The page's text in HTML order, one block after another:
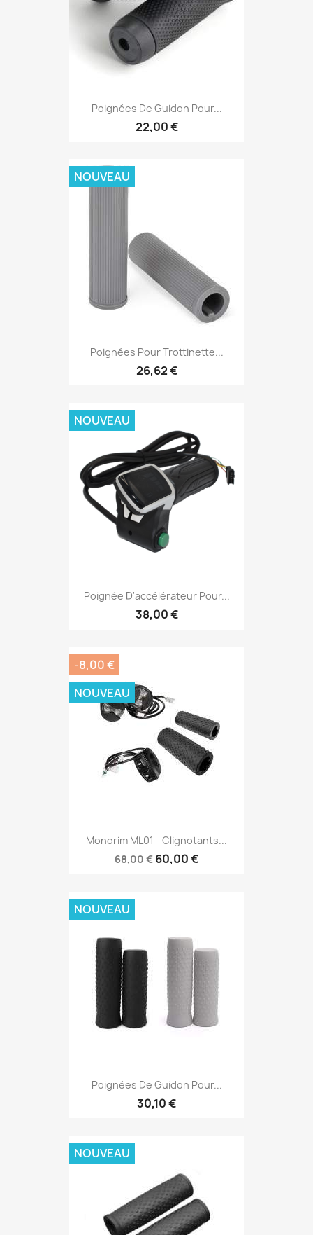
Poignées De Guidon Pour...
22,00 €
Poignées Pour Trottinette...
26,62 €
NOUVEAU
Poignée D'accélérateur Pour...
38,00 €
NOUVEAU
Monorim ML01 - Clignotants...
68,00 € 60,00 €
-8,00 €
NOUVEAU
Poignées De Guidon Pour...
30,10 €
NOUVEAU
NOUVEAU